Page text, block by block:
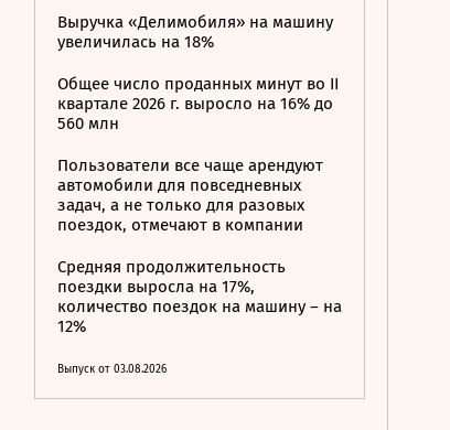
Выручка «Делимобиля» на машину
увеличилась на 18%
Общее число проданных минут во II
квартале 2026 г. выросло на 16% до
560 млн
Пользователи все чаще арендуют
автомобили для повседневных
задач, а не только для разовых
поездок, отмечают в компании
Средняя продолжительность
поездки выросла на 17%,
количество поездок на машину – на
12%
Выпуск от 03.08.2026